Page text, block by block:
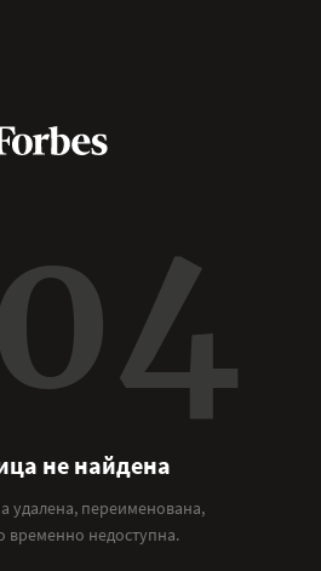
не найдена
удалена, переименована,
временно недоступна.